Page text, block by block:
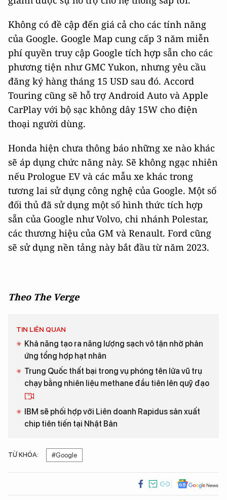
Không có đề cập đến giá cả cho các tính năng
của Google. Google Map cung cấp 3 năm miễn
phí quyền truy cập Google tích hợp sẵn cho các
phương tiện như GMC Yukon, nhưng yêu cầu
đăng ký hàng tháng 15 USD sau đó. Accord
Touring cũng sẽ hỗ trợ Android Auto và Apple
CarPlay với bộ sạc không dây 15W cho điện
thoại người dùng.
Honda hiện chưa thông báo những xe nào khác
sẽ áp dụng chức năng này. Sẽ không ngạc nhiên
nếu Prologue EV và các mẫu xe khác trong
tương lai sử dụng công nghệ của Google. Một số
đối thủ đã sử dụng một số hình thức tích hợp
sẵn của Google như Volvo, chi nhánh Polestar,
các thương hiệu của GM và Renault. Ford cũng
sẽ sử dụng nền tảng này bắt đầu từ năm 2023.
Theo The Verge
TIN LIÊN QUAN
Khả năng tạo ra năng lượng sạch vô tận nhờ phản
ứng tổng hợp hạt nhân
Trung Quốc thất bại trong vụ phóng tên lửa vũ trụ
chạy bằng nhiên liệu methane đầu tiên lên quỹ đạo
IBM sẽ phối hợp với Liên doanh Rapidus sản xuất
chip tiên tiến tại Nhật Bản
TỪ KHÓA: #Google